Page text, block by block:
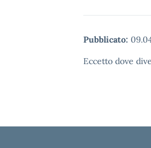
Pubblicato:
Eccetto dove